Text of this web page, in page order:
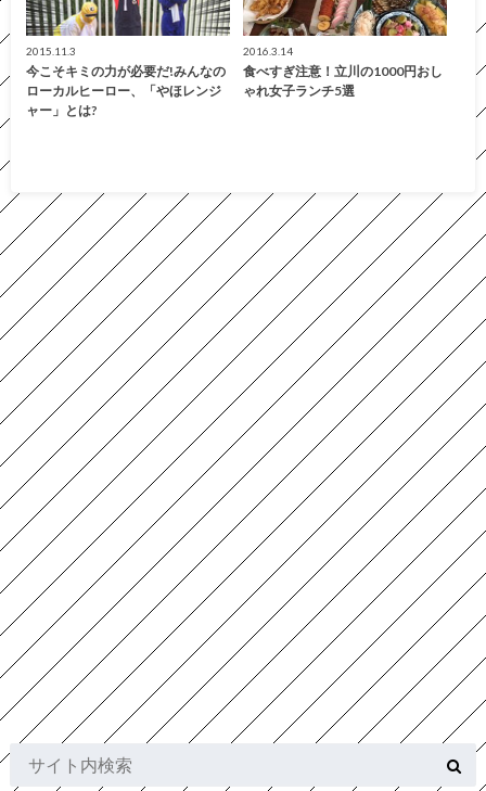
2015.11.3
今こそキミの力が必要だ!みんなの
ローカルヒーロー、「やほレンジ
ャー」とは?
2016.3.14
食べすぎ注意！立川の1000円おし
ゃれ女子ランチ5選